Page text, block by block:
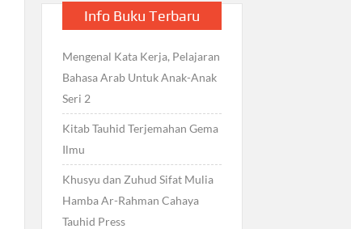
Info Buku Terbaru
Mengenal Kata Kerja, Pelajaran
Bahasa Arab Untuk Anak-Anak
Seri 2
Kitab Tauhid Terjemahan Gema
Ilmu
Khusyu dan Zuhud Sifat Mulia
Hamba Ar-Rahman Cahaya
Tauhid Press